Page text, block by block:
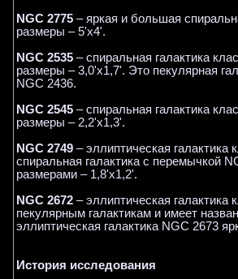
NGC 2775 – яркая и большая
размеры – 5'x4'.
NGC 2535 – спиральная галактика
размеры – 3,0'x1,7'. Это пекулярная
NGC 2436.
NGC 2545 – спиральная галактика
размеры – 2,2'x1,3'.
NGC 2749 – эллиптическая
спиральная галактика с перемычкой
размерами – 1,8'x1,2'.
NGC 2672 – эллиптическая
пекулярным галактикам и имеет
эллиптическая галактика NGC 2673
История исследования